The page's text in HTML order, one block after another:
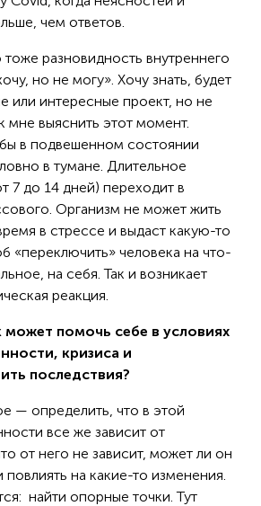
чем ответов.
разновидность внутреннего
но не могу». Хочу знать, будет
или интересные проект, но не
мне выяснить этот момент.
в подвешенном состоянии
в тумане. Длительное
7 до 14 дней) переходит в
Организм не может жить
в стрессе и выдаст какую-то
«переключить» человека на что-
на себя. Так и возникает
реакция.
может помочь себе в условиях
кризиса и
последствия?
— определить, что в этой
все же зависит от
от него не зависит, может ли он
повлиять на какие-то изменения.
найти опорные точки. Тут